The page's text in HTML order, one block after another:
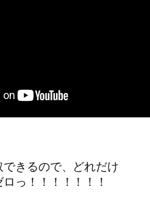
きるので、どれだけ
っ！！！！！！！